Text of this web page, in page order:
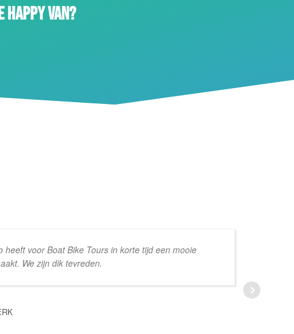
van?
heeft voor Boat Bike Tours in korte tijd een mooie
We zijn dik tevreden.